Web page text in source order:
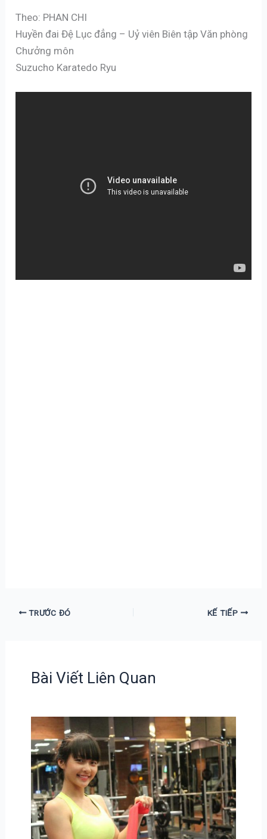
Theo: PHAN CHI
Huyền đai Đệ Lục đẳng – Uỷ viên Biên tập Văn phòng
Chưởng môn
Suzucho Karatedo Ryu
TRƯỚC ĐÓ KẾ TIẾP
Bài Viết Liên Quan